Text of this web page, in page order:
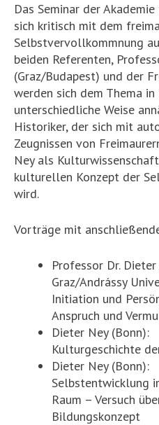
Das Seminar der
sich kritisch mit dem
Selbstvervollkommnung
beiden Referenten,
(Graz/Budapest) und der
werden sich dem Thema
unterschiedliche Weise
Historiker, der sich mit
Zeugnissen von
Ney als
kulturellen Konzept der
wird.
Vorträge mit
Professor Dr.
Graz/Andrássy
Initiation und
Anspruch und
Dieter Ney (Bonn):
Kulturgeschichte
Dieter Ney (Bonn):
Selbstentwicklung
Raum – Versuch
Bildungskonzept